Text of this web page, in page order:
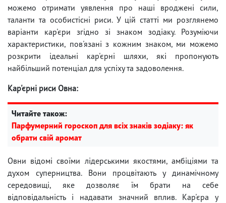
можемо отримати уявлення про наші вроджені сили,
таланти та особистісні риси. У цій статті ми розглянемо
варіанти кар'єри згідно зі знаком зодіаку. Розуміючи
характеристики, пов'язані з кожним знаком, ми можемо
розкрити ідеальні кар'єрні шляхи, які пропонують
найбільший потенціал для успіху та задоволення.
Кар'єрні риси Овна:
Читайте також:
Парфумерний гороскоп для всіх знаків зодіаку: як
обрати свій аромат
Овни відомі своїми лідерськими якостями, амбіціями та
духом суперництва. Вони процвітають у динамічному
середовищі, яке дозволяє їм брати на себе
відповідальність і надавати значний вплив. Кар'єра у